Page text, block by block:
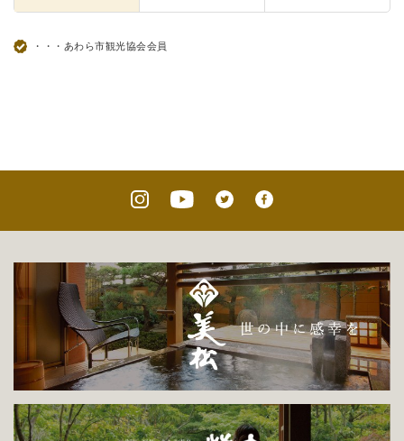
・・・あわら市観光協会会員